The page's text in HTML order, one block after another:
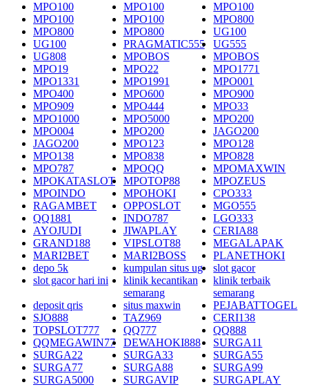
MPO100 MPO100
MPO100
MPO100
MPO100
MPO800
MPO800
MPO800
UG100
UG100
PRAGMATIC555
UG555
UG808
MPOBOS
MPOBOS
MPO19
MPO22
MPO1771
MPO1331
MPO1991
MPO001
MPO400
MPO600
MPO900
MPO909
MPO444
MPO33
MPO1000
MPO5000
MPO200
MPO004
MPO200
JAGO200
JAGO200
MPO123
MPO128
MPO138
MPO838
MPO828
MPO787
MPOQQ
MPOMAXWIN
MPOKATASLOT
MPOTOP88
MPOZEUS
MPOINDO
MPOHOKI
CPO333
RAGAMBET
OPPOSLOT
MGO555
QQ1881
INDO787
LGO333
AYOJUDI
JIWAPLAY
CERIA88
GRAND188
VIPSLOT88
MEGALAPAK
MARI2BET
MARI2BOSS
PLANETHOKI
depo 5k
kumpulan situs ug
slot gacor
slot gacor hari ini
klinik kecantikan
semarang
klinik terbaik
semarang
deposit qris
situs maxwin
PEJABATTOGEL
SJO888
TAZ969
CERI138
TOPSLOT777
QQ777
QQ888
QQMEGAWIN77
DEWAHOKI888
SURGA11
SURGA22
SURGA33
SURGA55
SURGA77
SURGA88
SURGA99
SURGA5000
SURGAVIP
SURGAPLAY